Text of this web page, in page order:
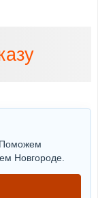
Новгороде.